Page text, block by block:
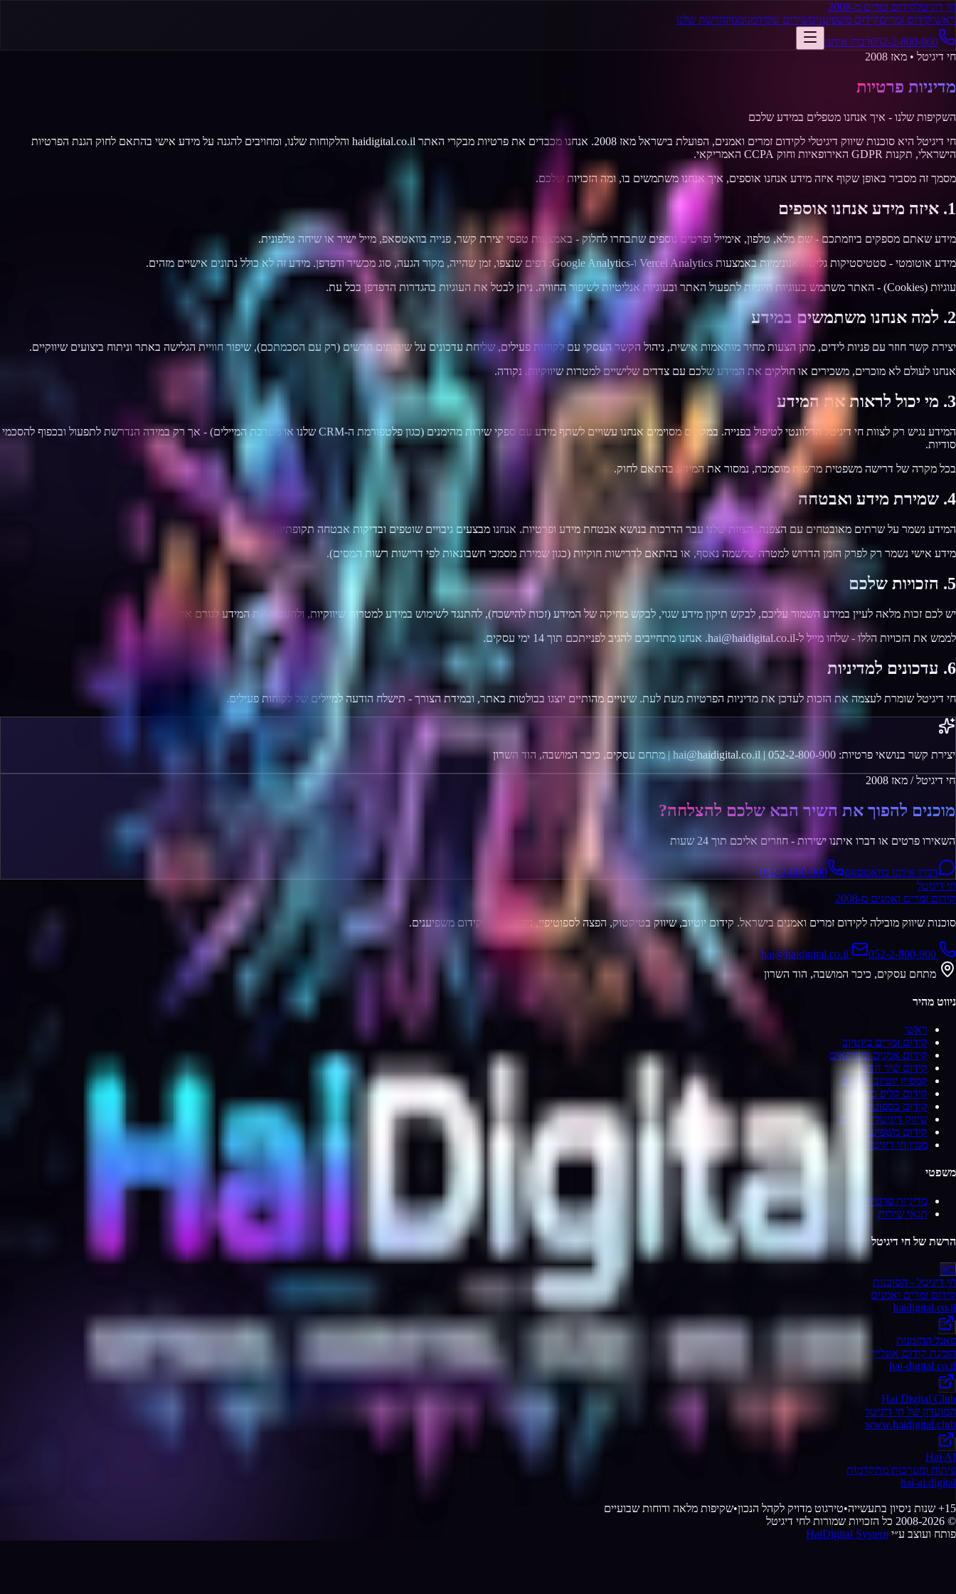
חי דיגיטלקידום זמרים מ-2008
ראשיקידום זמריםקידום משפיעניםשירים שקידמנומגזיןהרשת שלנו
052-2-800-900דברו איתנו
חי דיגיטל • מאז 2008
מדיניות פרטיות
השקיפות שלנו - איך אנחנו מטפלים במידע שלכם
חי דיגיטל היא סוכנות שיווק דיגיטלי לקידום זמרים ואמנים, הפועלת בישראל מאז 2008. אנחנו מכבדים את פרטיות מבקרי האתר haidigital.co.il והלקוחות שלנו, ומחויבים להגנה על מידע אישי בהתאם לחוק הגנת הפרטיות
הישראלי, תקנות GDPR האירופאיות וחוק CCPA האמריקאי.
מסמך זה מסביר באופן שקוף איזה מידע אנחנו אוספים, איך אנחנו משתמשים בו, ומה הזכויות שלכם.
1. איזה מידע אנחנו אוספים
מידע שאתם מספקים ביוזמתכם - שם מלא, טלפון, אימייל ופרטים נוספים שתבחרו לחלוק - באמצעות טפסי יצירת קשר, פנייה בוואטסאפ, מייל ישיר או שיחה טלפונית.
מידע אוטומטי - סטטיסטיקות גלישה אנונימיות באמצעות Vercel Analytics ו-Google Analytics: דפים שנצפו, זמן שהייה, מקור הגעה, סוג מכשיר ודפדפן. מידע זה לא כולל נתונים אישיים מזהים.
עוגיות (Cookies) - האתר משתמש בעוגיות חיוניות לתפעול האתר ובעוגיות אנליטיות לשיפור החוויה. ניתן לבטל את העוגיות בהגדרות הדפדפן בכל עת.
2. למה אנחנו משתמשים במידע
יצירת קשר חוזר עם פניות לידים, מתן הצעות מחיר מותאמות אישית, ניהול הקשר העסקי עם לקוחות פעילים, שליחת עדכונים על שירותים חדשים (רק עם הסכמתכם), שיפור חוויית הגלישה באתר וניתוח ביצועים שיווקיים.
אנחנו לעולם לא מוכרים, משכירים או חולקים את המידע שלכם עם צדדים שלישיים למטרות שיווקיות. נקודה.
3. מי יכול לראות את המידע
המידע נגיש רק לצוות חי דיגיטל הרלוונטי לטיפול בפנייה. במקרים מסוימים אנחנו עשויים לשתף מידע עם ספקי שירות מהימנים (כגון פלטפורמת ה-CRM שלנו או מערכת המיילים) - אך רק במידה הנדרשת לתפעול ובכפוף להסכמי
סודיות.
בכל מקרה של דרישה משפטית מרשות מוסמכת, נמסור את המידע בהתאם לחוק.
4. שמירת מידע ואבטחה
המידע נשמר על שרתים מאובטחים עם הצפנה. הצוות שלנו עבר הדרכות בנושא אבטחת מידע ופרטיות. אנחנו מבצעים גיבויים שוטפים ובדיקות אבטחה תקופתיות.
מידע אישי נשמר רק לפרק הזמן הדרוש למטרה שלשמה נאסף, או בהתאם לדרישות חוקיות (כגון שמירת מסמכי חשבונאות לפי דרישות רשות המסים).
5. הזכויות שלכם
יש לכם זכות מלאה לעיין במידע השמור עליכם, לבקש תיקון מידע שגוי, לבקש מחיקה של המידע (זכות להישכח), להתנגד לשימוש במידע למטרות שיווקיות, ולהעביר את המידע לגורם אחר.
לממש את הזכויות הללו - שלחו מייל ל-hai@haidigital.co.il. אנחנו מתחייבים להגיב לפנייתכם תוך 14 ימי עסקים.
6. עדכונים למדיניות
חי דיגיטל שומרת לעצמה את הזכות לעדכן את מדיניות הפרטיות מעת לעת. שינויים מהותיים יוצגו בבולטות באתר, ובמידת הצורך - תישלח הודעה למיילים של לקוחות פעילים.
יצירת קשר בנושאי פרטיות: hai@haidigital.co.il | 052-2-800-900 | מתחם עסקים, כיכר המושבה, הוד השרון
חי דיגיטל / מאז 2008
מוכנים להפוך את השיר הבא שלכם להצלחה?
השאירו פרטים או דברו איתנו ישירות - חוזרים אליכם תוך 24 שעות
דברו איתנו בוואטסאפ
052-2-800-900
חי דיגיטל
קידום זמרים ואמנים מ-2008
סוכנות שיווק מובילה לקידום זמרים ואמנים בישראל. קידום יוטיוב, שיווק בטיקטוק, הפצה לספוטיפיי, ניהול מדיה וקידום משפיענים.
052-2-800-900
hai@haidigital.co.il
מתחם עסקים, כיכר המושבה, הוד השרון
ניווט מהיר
ראשי
קידום זמרים ביוטיוב
קידום אמנים ומוזיקאים
קידום שיר חדש
קמפיין יוטיוב לזמרים
קידום קליפ ביוטיוב
קידום בספוטיפיי
שיווק דיגיטלי לזמרים
קידום משפיענים
מגזין חי דיגיטל
משפטי
מדיניות פרטיות
תנאי שירות
הרשת של חי דיגיטל
כאן
חי דיגיטל - הסוכנות
קידום זמרים ואמנים
haidigital.co.il
פאנל ההזמנות
הזמנת קידום אונליין
hai-digital.co.il
Hai Digital Club
המועדון של חי דיגיטל
www.haidigital.club
Hai AI
פיתוח ומערכות מתקדמות
hai-ai.digital
15+ שנות ניסיון בתעשייה •טירגוט מדויק לקהל הנכון•שקיפות מלאה ודוחות שבועיים
© 2008-
2026
כל הזכויות שמורות לחי דיגיטל
פותח ועוצב ע״י HaiDigital System